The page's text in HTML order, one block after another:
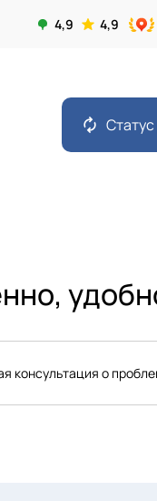
4,9 4,9
autorenew
консультация о